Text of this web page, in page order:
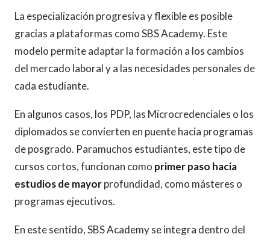
La especialización progresiva y flexible es posible
gracias a plataformas como SBS Academy. Este
modelo permite adaptar la formación a los cambios
del mercado laboral y a las necesidades personales de
cada estudiante.
En algunos casos, los PDP, las Microcredenciales o los
diplomados se convierten en puente hacia programas
de posgrado. Paramuchos estudiantes, este tipo de
cursos cortos, funcionan como primer paso hacia
estudios de mayorprofundidad, como másteres o
programas ejecutivos.
En este sentido, SBS Academy se integra dentro del